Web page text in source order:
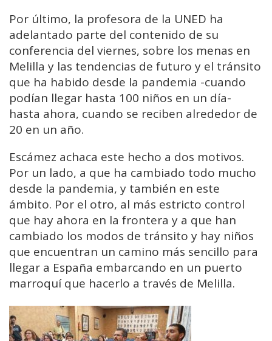
Por último, la profesora de la UNED ha
adelantado parte del contenido de su
conferencia del viernes, sobre los menas en
Melilla y las tendencias de futuro y el tránsito
que ha habido desde la pandemia -cuando
podían llegar hasta 100 niños en un día-
hasta ahora, cuando se reciben alrededor de
20 en un año.
Escámez achaca este hecho a dos motivos.
Por un lado, a que ha cambiado todo mucho
desde la pandemia, y también en este
ámbito. Por el otro, al más estricto control
que hay ahora en la frontera y a que han
cambiado los modos de tránsito y hay niños
que encuentran un camino más sencillo para
llegar a España embarcando en un puerto
marroquí que hacerlo a través de Melilla.